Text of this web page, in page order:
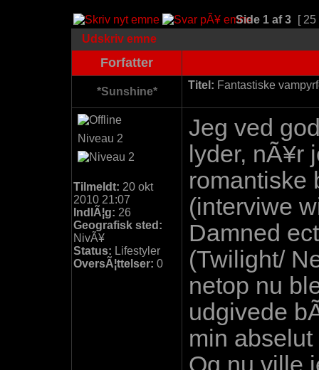
Side 1 af3
[
Udskriv emne
Forfatter
*Sunshine*
Titel: Fantastiske
Niveau 2
Tilmeldt: 20 okt
2010 21:07
IndlÃ¦g: 26
Geografisk sted:
NivÃ¥
Status: Lifestyler
OversÃ¦ttelser: 0
Jeg ved
lyder, nÃ¥r
romantiske
(interviwe
Damned
(Twilight/
netop nu
udgivede
min
Og nu ville